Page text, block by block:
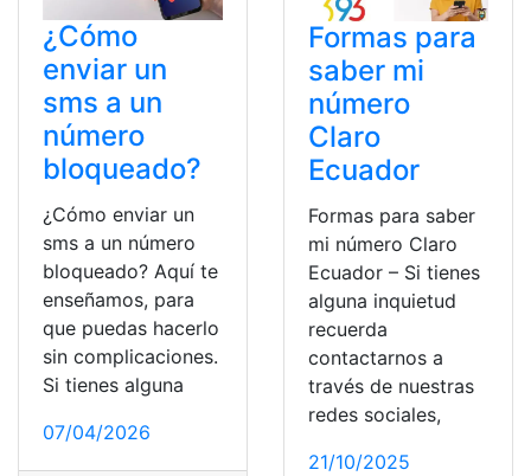
¿Cómo
enviar un
sms a un
número
bloqueado?
¿Cómo enviar un
sms a un número
bloqueado? Aquí te
enseñamos, para
que puedas hacerlo
sin complicaciones.
Si tienes alguna
07/04/2026
Formas para
saber mi
número
Claro
Ecuador
Formas para saber
mi número Claro
Ecuador – Si tienes
alguna inquietud
recuerda
contactarnos a
través de nuestras
redes sociales,
21/10/2025